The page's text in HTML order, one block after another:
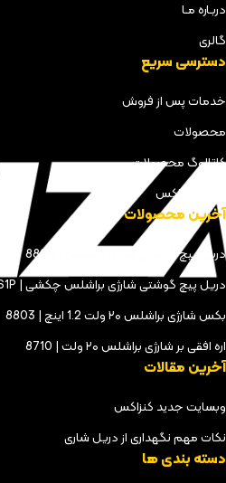
دربـاره مـا
گالری
دسترسی سریع
خدمات پس از فروش
محصولات
کاتالوگ محصولات
مجله کنزاکس
آخرین محصولات
دریل پیچ گوشتی شارژی براشلس | 8898
دریل پیچ گوشتی شارژی براشلس چکشی | 8861P
بکس شارژی براشلس ۲۰ ولت 1.2 اینچ | 8803
اره افقی بر شارژی براشلس ۲۰ ولت | 8710
آخرین مقالات
وبسایت جدید کنزاکس
نکات مهم نگهداری از دریل شاری
دسته بندی ها